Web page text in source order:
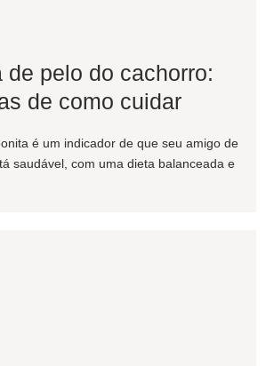
de pelo do cachorro:
de como cuidar
é um indicador de que seu amigo de
saudável, com uma dieta balanceada e